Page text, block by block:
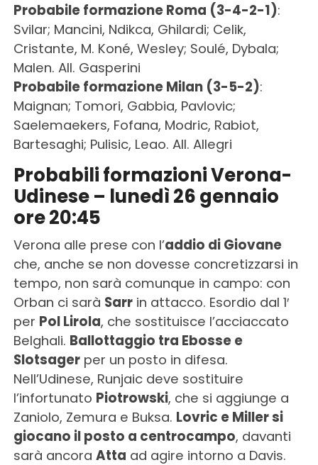
Probabile formazione Roma (3-4-2-1):
Svilar; Mancini, Ndikca, Ghilardi; Celik,
Cristante, M. Koné, Wesley; Soulé, Dybala;
Malen. All. Gasperini
Probabile formazione Milan (3-5-2):
Maignan; Tomori, Gabbia, Pavlovic;
Saelemaekers, Fofana, Modric, Rabiot,
Bartesaghi; Pulisic, Leao. All. Allegri
Probabili formazioni Verona-
Udinese – lunedì 26 gennaio
ore 20:45
Verona alle prese con l’addio di Giovane
che, anche se non dovesse concretizzarsi in
tempo, non sarà comunque in campo: con
Orban ci sarà Sarrin attacco. Esordio dal 1′
per Pol Lirola, che sostituisce l’acciaccato
Belghali. Ballottaggio tra Ebosse e
Slotsagerper un posto in difesa.
Nell’Udinese, Runjaic deve sostituire
l’infortunato Piotrowski, che si aggiunge a
Zaniolo, Zemura e Buksa. Lovric e Miller si
giocano il posto a centrocampo, davanti
sarà ancora Atta ad agire intorno a Davis.